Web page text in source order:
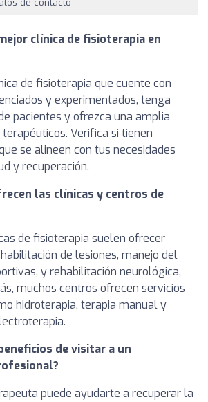
de contacto
clínica de fisioterapia en
de fisioterapia que cuente con
y experimentados, tenga
pacientes y ofrezca una amplia
Verifica si tienen
se alineen con tus necesidades
y recuperación.
las clínicas y centros de
de fisioterapia suelen ofrecer
de lesiones, manejo del
y rehabilitación neurológica,
muchos centros ofrecen servicios
hidroterapia, terapia manual y
de visitar a un
puede ayudarte a recuperar la